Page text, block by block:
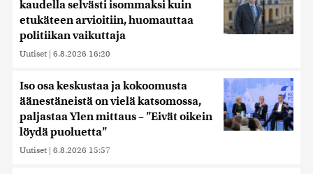
saatetaan myös siirtää ulkomaille.
kaudella selvästi isommaksi kuin
etukäteen arvioitiin, huomauttaa
politiikan vaikuttaja
Uutiset | 6.8.2026 16:20
Iso osa keskustaa ja kokoomusta
äänestäneistä on vielä katsomossa,
paljastaa Ylen mittaus – ”Eivät oikein
löydä puoluetta”
Uutiset | 6.8.2026 15:57